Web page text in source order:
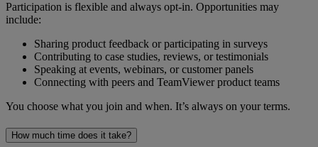
Participation is flexible and always opt-in. Opportunities may
include:
Sharing product feedback or participating in surveys
Contributing to case studies, reviews, or testimonials
Speaking at events, webinars, or customer panels
Connecting with peers and TeamViewer product teams
You choose what you join and when. It’s always on your terms.
How much time does it take?